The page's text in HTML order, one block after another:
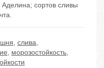
сортов сливы
, слива,
, морозостойкость,